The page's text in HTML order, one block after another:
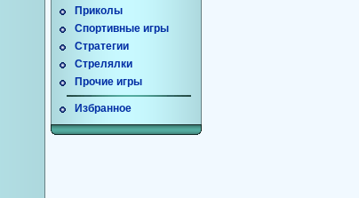
Приколы
Спортивные игры
Стратегии
Стрелялки
Прочие игры
Избранное